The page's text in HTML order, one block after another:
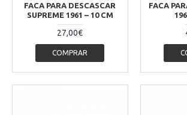
FACA PARA DESCASCAR
SUPREME 1961 – 10 CM
27,00€
COMPRAR
FACA